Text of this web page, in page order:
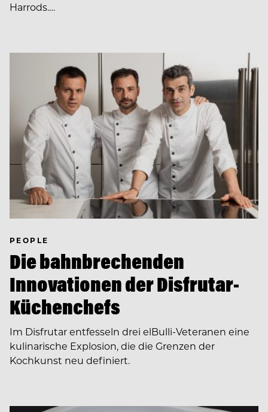
Harrods.…
PEOPLE
Die bahnbrechenden
Innovationen der Disfrutar-
Küchenchefs
Im Disfrutar entfesseln drei elBulli-Veteranen eine
kulinarische Explosion, die die Grenzen der
Kochkunst neu definiert.